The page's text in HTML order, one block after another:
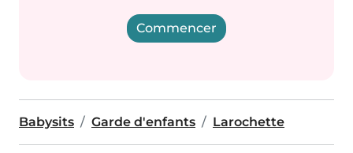
Commencer
Babysits Garde d'enfants Larochette